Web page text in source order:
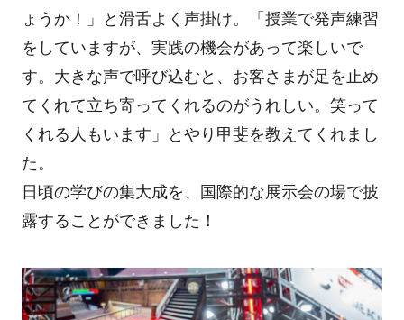
ょうか！」と滑舌よく声掛け。「授業で発声練習
をしていますが、実践の機会があって楽しいで
す。大きな声で呼び込むと、お客さまが足を止め
てくれて立ち寄ってくれるのがうれしい。笑って
くれる人もいます」とやり甲斐を教えてくれまし
た。
日頃の学びの集大成を、国際的な展示会の場で披
露することができました！